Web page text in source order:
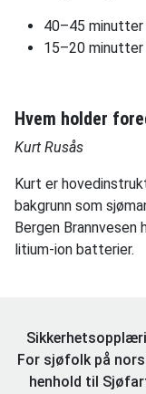
40–45
15–20
Hvem holder
Kurt Rusås
Kurt er
bakgrunn som
Bergen Brannvesen
litium-ion batterier.
For sjøfolk på
henhold til